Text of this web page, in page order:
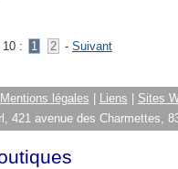
: 1 2 - Suivant
Mentions légales Liens
Sites
421 avenue des Charmettes,